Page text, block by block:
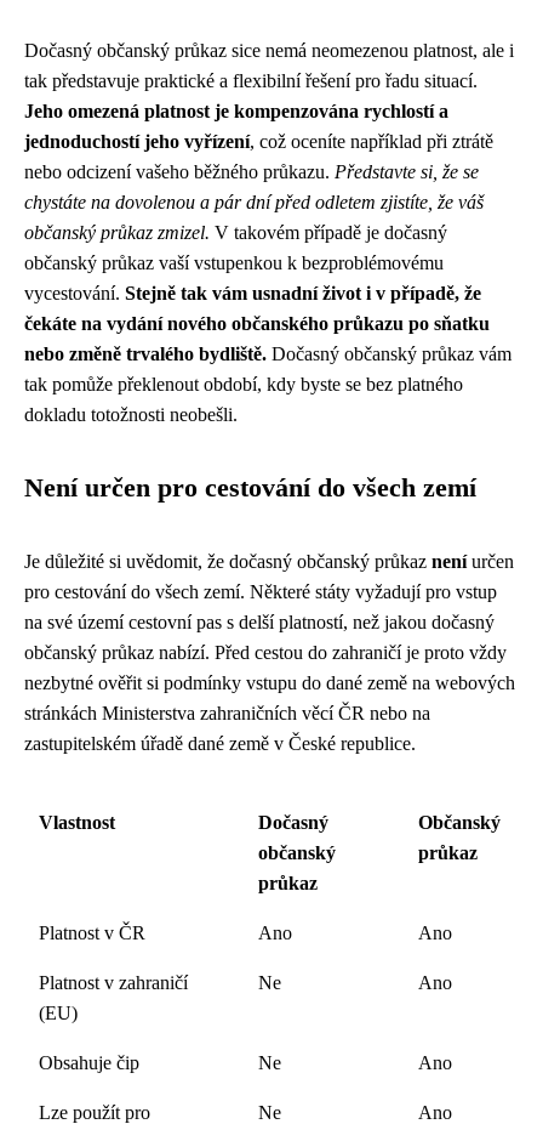
Dočasný občanský průkaz sice nemá neomezenou platnost, ale i
tak představuje praktické a flexibilní řešení pro řadu situací.
Jeho omezená platnost je kompenzována rychlostí a
jednoduchostí jeho vyřízení, což oceníte například při ztrátě
nebo odcizení vašeho běžného průkazu. Představte si, že se
chystáte na dovolenou a pár dní před odletem zjistíte, že váš
občanský průkaz zmizel. V takovém případě je dočasný
občanský průkaz vaší vstupenkou k bezproblémovému
vycestování. Stejně tak vám usnadní život i v případě, že
čekáte na vydání nového občanského průkazu po sňatku
nebo změně trvalého bydliště. Dočasný občanský průkaz vám
tak pomůže překlenout období, kdy byste se bez platného
dokladu totožnosti neobešli.
Není určen pro cestování do všech zemí
Je důležité si uvědomit, že dočasný občanský průkaz neníurčen
pro cestování do všech zemí. Některé státy vyžadují pro vstup
na své území cestovní pas s delší platností, než jakou dočasný
občanský průkaz nabízí. Před cestou do zahraničí je proto vždy
nezbytné ověřit si podmínky vstupu do dané země na webových
stránkách Ministerstva zahraničních věcí ČR nebo na
zastupitelském úřadě dané země v České republice.
Vlastnost
Dočasný
občanský
průkaz
Občanský
průkaz
Platnost v ČR Ano Ano
Platnost v zahraničí
(EU)
Ne Ano
Obsahuje čip Ne Ano
Lze použít pro
Ne Ano